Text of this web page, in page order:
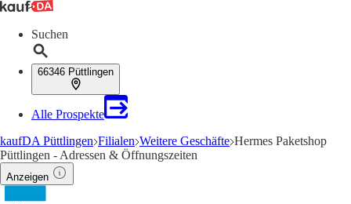
Suchen
66346 Püttlingen
Alle Prospekte
kaufDA Püttlingen Filialen Weitere Geschäfte Hermes Paketshop
Püttlingen - Adressen & Öffnungszeiten
Anzeigen